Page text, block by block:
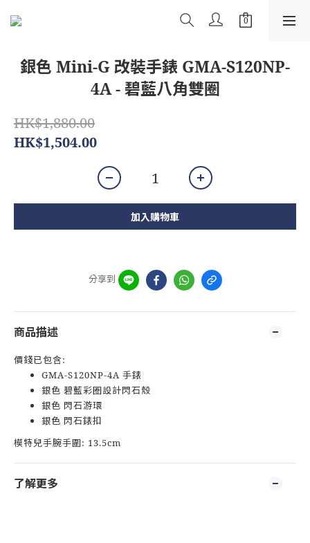
銀色 Mini-G 改裝手錶 GMA-S120NP-
4A - 碧藍八角雙圈
HK$1,880.00
HK$1,504.00
加入購物車
分享到
商品描述
價錢已包含:
GMA-S120NP-4A 手錶
銀色 碧藍彩圈設計閃石殼
銀色 閃石游環
銀色 閃石錶扣
模特兒手腕手圍: 13.5cm
了解更多